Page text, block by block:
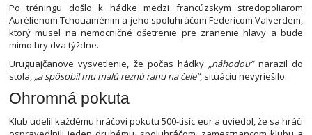
Po tréningu došlo k hádke medzi francúzskym stredopoliarom
Aurélienom Tchouaménim a jeho spoluhráčom Federicom Valverdem,
ktorý musel na nemocničné ošetrenie pre zranenie hlavy a bude
mimo hry dva týždne.
Uruguajčanove vysvetlenie, že počas hádky „náhodou“narazil do
stola, „a spôsobil mu malú reznú ranu na čele“, situáciu nevyriešilo.
Ohromná pokuta
Klub udelil každému hráčovi pokutu 500-tisíc eur a uviedol, že sa hráči